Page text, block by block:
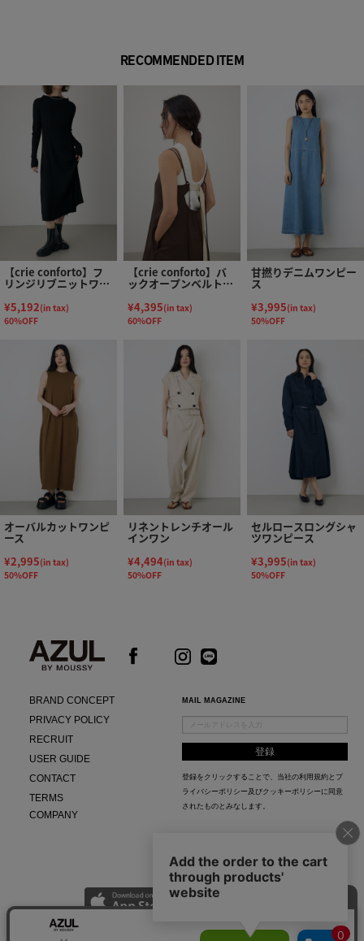
RECOMMENDED ITEM
【crie conforto】フ
リンジリブニットワン
¥5,192(in tax)
60%OFF
【crie conforto】バ
ックオープンベルトキ
ャミワンピース
¥4,395(in tax)
60%OFF
甘撚りデニムワンピー
ス
¥3,995(in tax)
50%OFF
オーバルカットワンピ
ース
¥2,995(in tax)
50%OFF
リネントレンチオール
インワン
¥4,494(in tax)
50%OFF
セルロースロングシャ
ツワンピース
¥3,995(in tax)
50%OFF
BRAND CONCEPT
PRIVACY POLICY
RECRUIT
USER GUIDE
CONTACT
TERMS
COMPANY
MAIL MAGAZINE
登録をクリックすることで、当社の利用規約と プ
ライバシーポリシー及びクッキーポリシー に同意
されたものとみなします。
AZUL APP